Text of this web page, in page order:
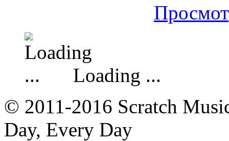
Loading ...
© 2011-2016 Scratch
Day, Every Day